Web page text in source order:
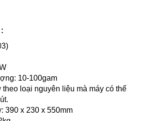
10-100gam
theo loại nguyên liệu mà máy có thể
390 x 230 x 550mm